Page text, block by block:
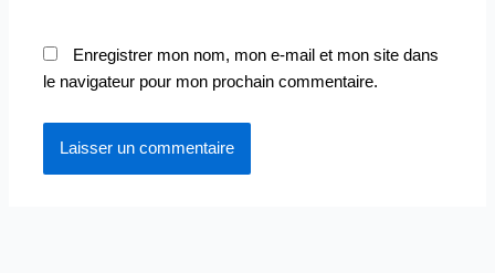
Enregistrer mon nom, mon e-mail et mon site dans
le navigateur pour mon prochain commentaire.